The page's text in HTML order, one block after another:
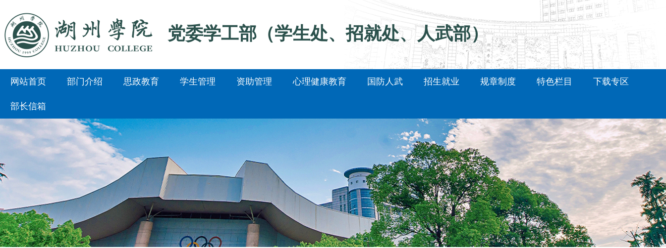
党委学工部（学生处、招就处、人武部）
网站首页 部门介绍 思政教育 学生管理 资助管理 心理健康教育 国防人武 招生就业 规章制度 特色栏目 下载专区
部长信箱